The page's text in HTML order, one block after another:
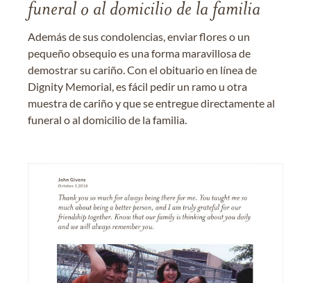
funeral o al domicilio de la familia
Además de sus condolencias, enviar flores o un
pequeño obsequio es una forma maravillosa de
demostrar su cariño. Con el obituario en línea de
Dignity Memorial, es fácil pedir un ramo u otra
muestra de cariño y que se entregue directamente al
funeral o al domicilio de la familia.